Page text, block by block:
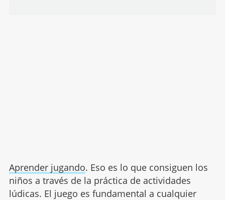
Aprender jugando. Eso es lo que consiguen los
niños a través de la práctica de actividades
lúdicas. El juego es fundamental a cualquier